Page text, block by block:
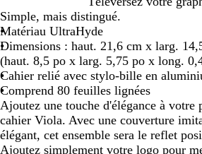
l
e
u
m
a
r
i
n
e
o
i
r
Simple, mais distingué.
Matériau UltraHyde
Dimensions : haut. 21,6 cm x larg.
(haut. 8,5 po x larg. 5,75 po x long.
Cahier relié avec stylo-bille en
Comprend 80 feuilles lignées
Ajoutez une touche d'élégance à votre
cahier Viola. Avec une couverture
élégant, cet ensemble sera le reflet
Ajoutez simplement votre logo pour